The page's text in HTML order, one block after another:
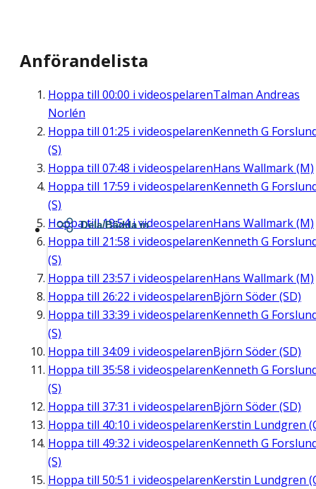
Anförandelista
Hoppa till 00:00 i videospelarenTalman Andreas
Norlén
Hoppa till 01:25 i videospelarenKenneth G
(S)
Hoppa till 07:48 i videospelarenHans Wallmark (M)
Hoppa till 17:59 i videospelarenKenneth G
(S)
Hoppa till19:54i videospelarenHans Wallmark (M)
Hoppa till 21:58 i videospelarenKenneth G
(S)
Hoppa till 23:57 i videospelarenHans Wallmark (M)
Hoppa till 26:22 i videospelarenBjörn Söder (SD)
Hoppa till 33:39 i videospelarenKenneth G
(S)
Hoppa till 34:09 i videospelarenBjörn Söder (SD)
Hoppa till 35:58 i videospelarenKenneth G
(S)
Hoppa till 37:31 i videospelarenBjörn Söder (SD)
Hoppa till 40:10 i videospelarenKerstin Lundgren
Hoppa till 49:32 i videospelarenKenneth G
(S)
Hoppa till 50:51 i videospelarenKerstin Lundgren
Dela/Bädda in